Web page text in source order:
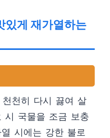
있게 재가열하는
천히 다시 끓여 살
시 국물을 조금 보충
시에는 강한 불로